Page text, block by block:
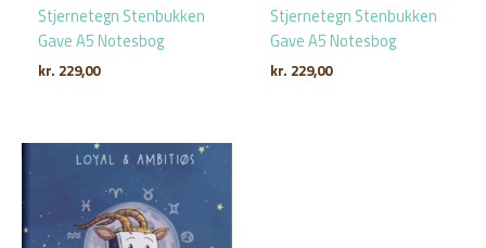
Stjernetegn Stenbukken
Gave A5 Notesbog
kr. 229,00
Stjernetegn Stenbukken
Gave A5 Notesbog
kr. 229,00